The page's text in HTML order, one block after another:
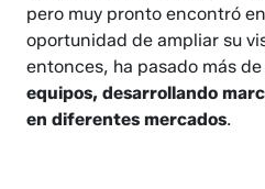
pero muy pronto encontró
oportunidad de ampliar su
entonces, ha pasado más
equipos, desarrollando
en diferentes mercados.